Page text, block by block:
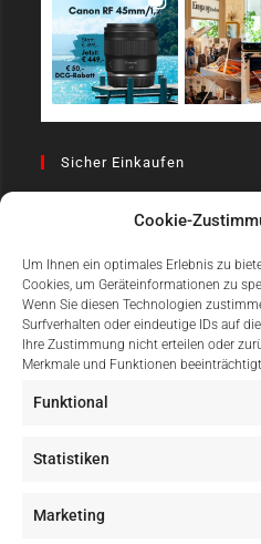
Cookie-
Um Ihnen ein optimales Erlebnis zu
Cookies, um Geräteinformationen zu
Wenn Sie diesen Technologien
Surfverhalten oder eindeutige IDs auf
Ihre Zustimmung nicht erteilen oder
Merkmale und Funktionen
Funktional
Statistiken
Marketing
Sicher Einkaufen
Einfach Online Bezahlen